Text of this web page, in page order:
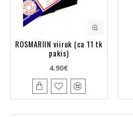
ROSMARIIN viiruk (ca 11 tk
pakis)
4.90€